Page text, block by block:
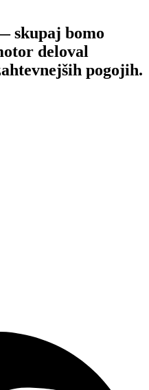
skupaj bomo
deloval
pogojih.